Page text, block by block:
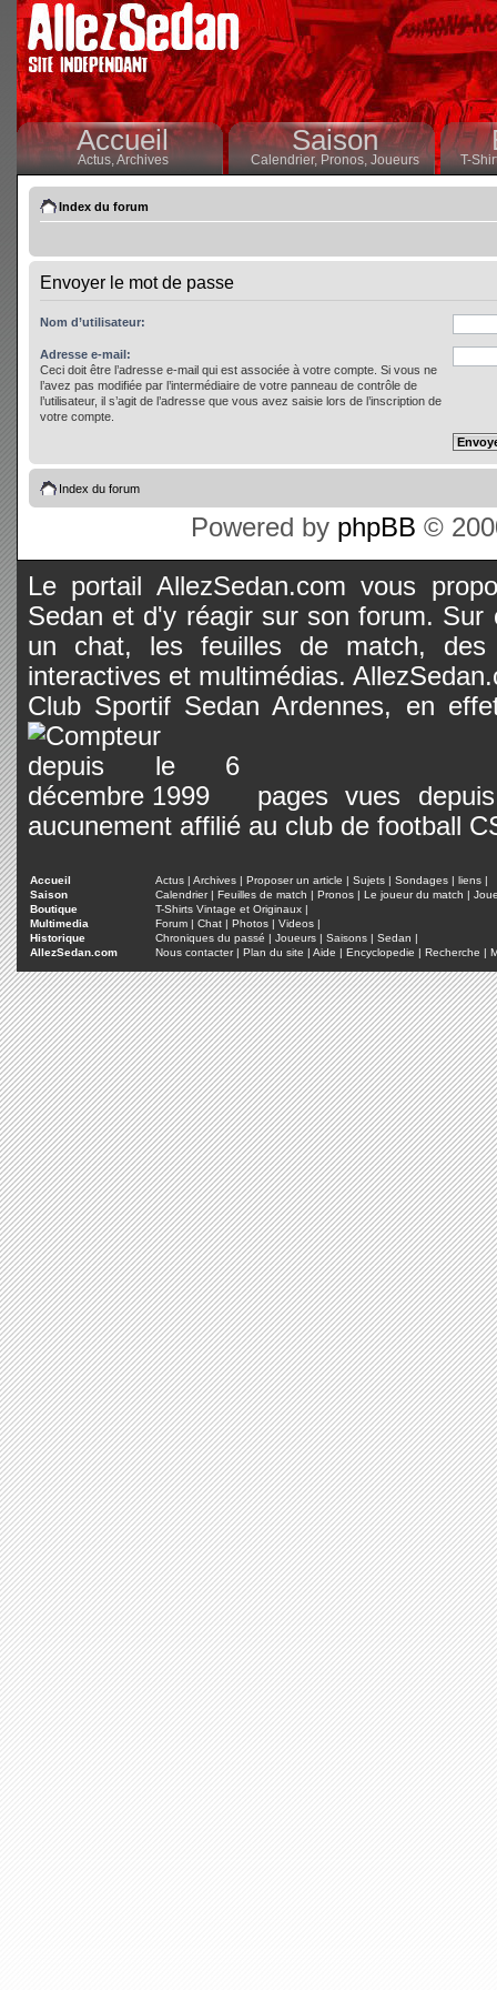
Accueil
Actus,Archives
Saison
Calendrier,Pronos, Joueurs T-
Index du forum
Envoyer le mot de passe
Nom d’utilisateur:
Adresse e-mail:
Ceci doit être l’adresse e-mail qui est associée à votre compte. Si vous ne
l’avez pas modifiée par l’intermédiaire de votre panneau de contrôle de
l’utilisateur, il s’agit de l’adresse que vous avez saisie lors de l’inscription de
votre compte.
Index du forum
Powered by phpBB ©
Le portail AllezSedan.com vous
Sedan et d'y réagir sur son forum.
un chat, les feuilles de match, des
interactives et multimédias.
Club Sportif Sedan Ardennes, en
pages vues
aucunement affilié au club de football
Accueil Actus | Archives | Proposer un article | Sujets | Sondages | liens |
Saison
Calendrier| Feuilles de match | Pronos | Le joueur du match |
Boutique
T-Shirts Vintage et Originaux |
Multimedia
Forum | Chat | Photos | Videos |
Historique
Chroniques du passé | Joueurs | Saisons | Sedan |
AllezSedan.com
Nous contacter| Plan du site | Aide | Encyclopedie | Recherche |